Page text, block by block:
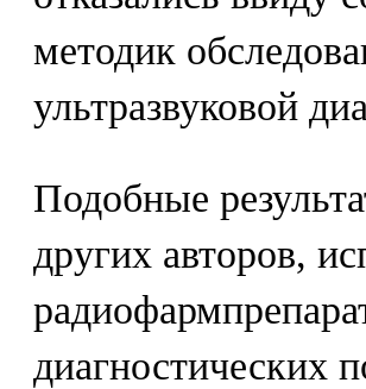
методик
ультразвуковой
Подобные
других авторов,
диагностических